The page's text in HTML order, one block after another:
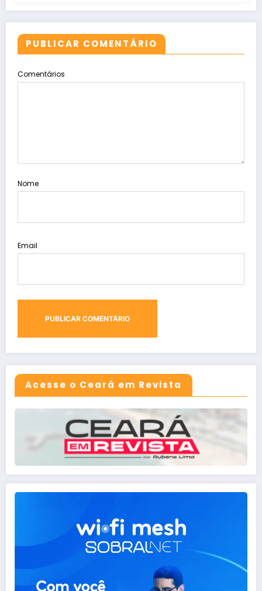
PUBLICAR COMENTÁRIO
Comentários
Nome
Email
Acesse o Ceará em Revista